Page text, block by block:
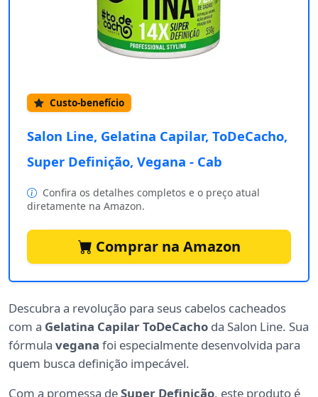
Custo-benefício
Salon Line, Gelatina Capilar, ToDeCacho,
Super Definição, Vegana - Cab
Confira os detalhes completos e o preço atual
diretamente na Amazon.
Comprar na Amazon
Descubra a revolução para seus cabelos cacheados
com a Gelatina Capilar ToDeCacho da Salon Line. Sua
fórmula vegana foi especialmente desenvolvida para
quem busca definição impecável.
Com a promessa deSuper Definição, este produto é